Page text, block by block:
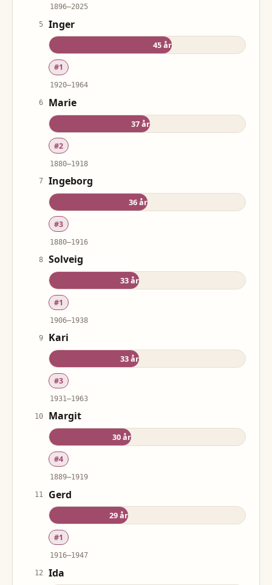
1896–2025
5
Inger
45år
#1
1920–1964
6
Marie
37år
#2
1880–1918
7
Ingeborg
36år
#3
1880–1916
8
Solveig
33år
#1
1906–1938
9
Kari
33år
#3
1931–1963
10
Margit
30år
#4
1889–1919
11
Gerd
29år
#1
1916–1947
12
Ida